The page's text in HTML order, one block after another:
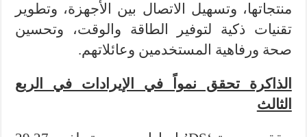
منتجاتها، وتسهيل الاتصال بين الأجهزة، وتطوير
تقنيات ذكية لتوفير الطاقة والوقت، وتحسين
صحة ورفاهية المستخدمين وعائلاتهم.
الذاكرة تحقق نمواً في الإيرادات في الربع
الثالث